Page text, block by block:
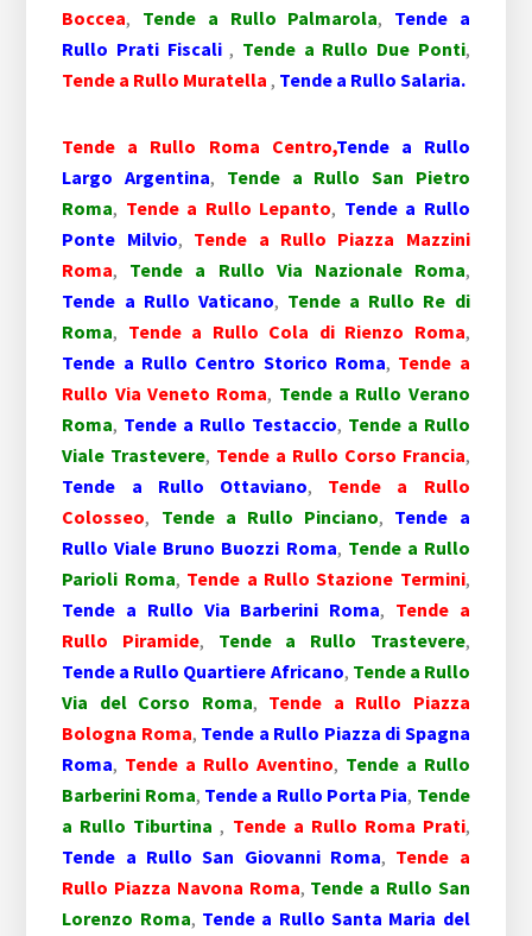
Boccea, Tende a Rullo Palmarola, Tende a
Rullo Prati Fiscali, Tende a Rullo Due Ponti,
Tende a Rullo Muratella, Tende a Rullo Salaria.
Tende a Rullo Roma Centro,Tende a Rullo
Largo Argentina, Tende a Rullo San Pietro
Roma, Tende a Rullo Lepanto, Tende a Rullo
Ponte Milvio, Tende a Rullo Piazza Mazzini
Roma, Tende a Rullo Via Nazionale Roma,
Tende a Rullo Vaticano, Tende a Rullo Re di
Roma, Tende a Rullo Cola di Rienzo Roma,
Tende a Rullo Centro Storico Roma, Tende a
Rullo Via Veneto Roma, Tende a Rullo Verano
Roma, Tende a Rullo Testaccio, Tende a Rullo
Viale Trastevere, Tende a Rullo Corso Francia,
Tende a Rullo Ottaviano, Tende a Rullo
Colosseo, Tende a Rullo Pinciano, Tende a
Rullo Viale Bruno Buozzi Roma, Tende a Rullo
Parioli Roma, Tende a Rullo Stazione Termini,
Tende a Rullo Via Barberini Roma, Tende a
Rullo Piramide, Tende a Rullo Trastevere,
Tende a Rullo Quartiere Africano, Tende a Rullo
Via del Corso Roma, Tende a Rullo Piazza
Bologna Roma, Tende a Rullo Piazza di Spagna
Roma, Tende a Rullo Aventino, Tende a Rullo
Barberini Roma, Tende a Rullo Porta Pia, Tende
a Rullo Tiburtina, Tende a Rullo Roma Prati,
Tende a Rullo San Giovanni Roma, Tende a
Rullo Piazza Navona Roma, Tende a Rullo San
Lorenzo Roma, Tende a Rullo Santa Maria del